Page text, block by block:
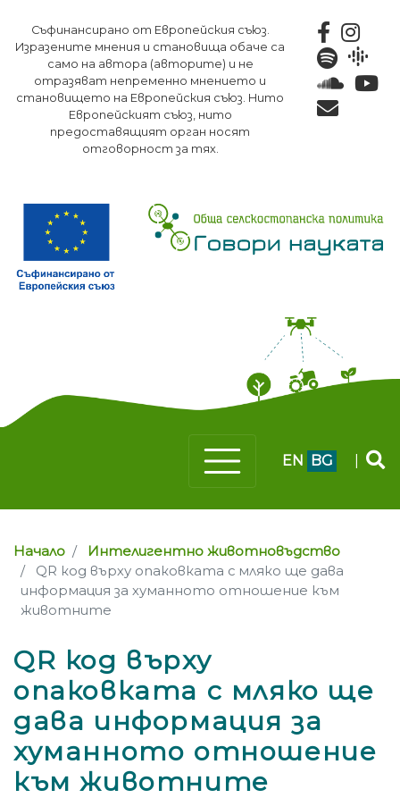
към
основното
съдържание
Съфинансирано от Европейския съюз.
Изразените мнения и становища обаче са
само на автора (авторите) и не
отразяват непременно мнението и
становището на Европейския съюз. Нито
Европейският съюз, нито
предоставящият орган носят
отговорност за тях.
EN BG
Начало
Интелигентно животновъдство
QR код върху опаковката с мляко ще дава
информация за хуманното отношение към
животните
QR код върху
опаковката с мляко ще
дава информация за
хуманното отношение
към животните